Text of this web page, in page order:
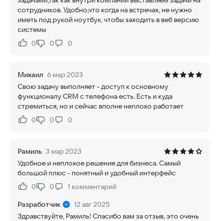
сотрудников. Удобно,что когда на встречах, не нужно
иметь под рукой ноутбук, чтобы заходить в веб версию
системы
Нравится:
0Не нравится:
0 0
Михаил 6 мар 2023
Свою задачу выполняет - доступ к основному
функционалу CRM с телефона есть. Есть и куда
стремиться, но и сейчас вполне неплохо работает
Нравится:
0Не нравится:
0 0
Рамиль 3 мар 2023
Удобное и неплохое решение для бизнеса. Самый
большой плюс - понятный и удобный интерфейс
Нравится:
0Не нравится:
0 1 комментарий
Разработчик
12 авг 2025
Здравствуйте, Рамиль! Спасибо вам за отзыв, это очень